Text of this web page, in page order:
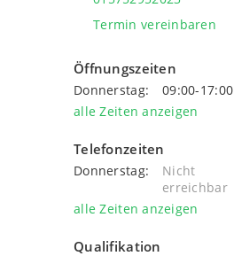
Termin vereinbaren
Öffnungszeiten
Donnerstag:
09:00-17:00
alle Zeiten anzeigen
Telefonzeiten
Donnerstag:
Nicht
erreichbar
alle Zeiten anzeigen
Qualifikation